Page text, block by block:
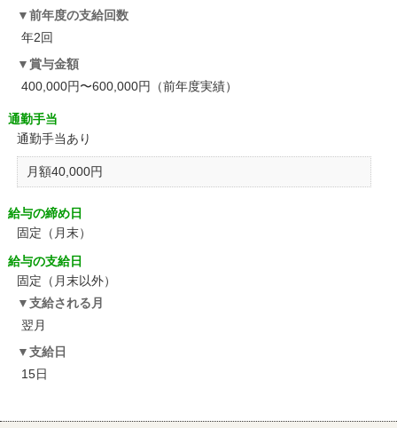
前年度の支給回数
年2回
賞与金額
400,000円〜600,000円（前年度実績）
通勤手当
通勤手当あり
月額40,000円
給与の締め日
固定（月末）
給与の支給日
固定（月末以外）
支給される月
翌月
支給日
15日